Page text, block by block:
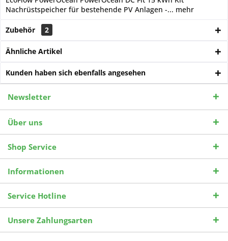
Nachrüstspeicher für bestehende PV Anlagen -... mehr
Zubehör 2
Ähnliche Artikel
Kunden haben sich ebenfalls angesehen
Newsletter
Über uns
Shop Service
Informationen
Service Hotline
Unsere Zahlungsarten